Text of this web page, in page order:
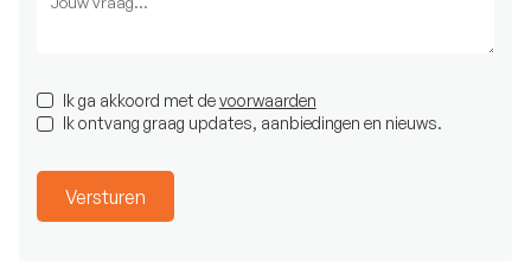
Ik ga akkoord met devoorwaarden
Ik ontvang graag updates, aanbiedingen en nieuws.